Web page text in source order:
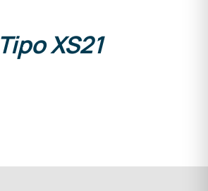
Tipo XS21